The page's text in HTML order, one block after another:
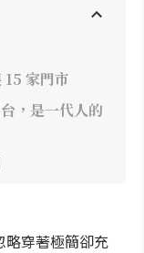
家門市
，是一代人的
略穿著極簡卻充